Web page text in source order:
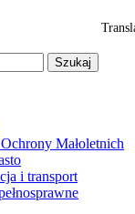
Szukaj
Małoletnich
i transport